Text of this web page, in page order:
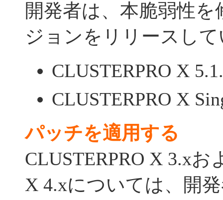
開発者は、本脆弱性
ジョンをリリースし
CLUSTERPRO X
CLUSTERPRO X
パッチを適用する
CLUSTERPRO X 3.xお
X 4.xについては、開